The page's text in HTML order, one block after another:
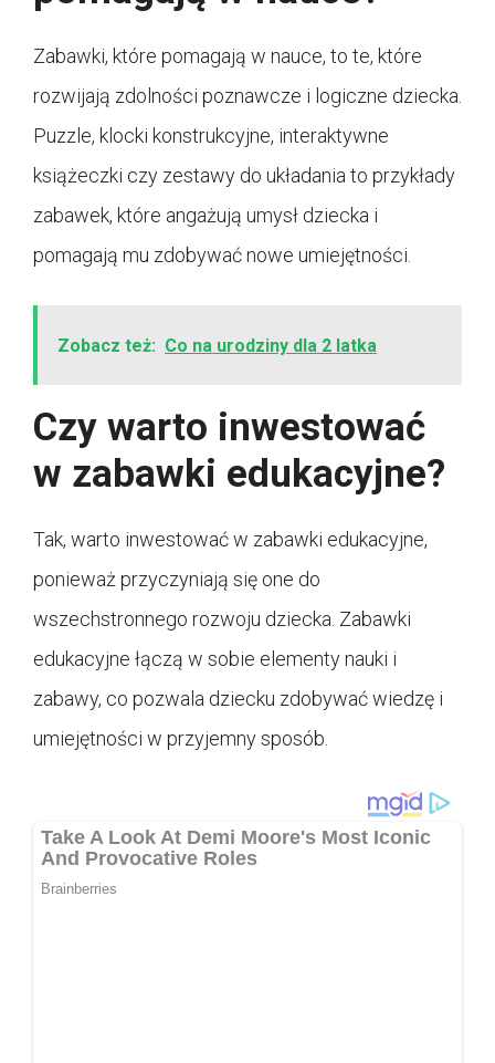
Zabawki, które pomagają w nauce, to te, które
rozwijają zdolności poznawcze i logiczne dziecka.
Puzzle, klocki konstrukcyjne, interaktywne
książeczki czy zestawy do układania to przykłady
zabawek, które angażują umysł dziecka i
pomagają mu zdobywać nowe umiejętności.
Zobacz też: Co na urodziny dla 2 latka
Czy warto inwestować
w zabawki edukacyjne?
Tak, warto inwestować w zabawki edukacyjne,
ponieważ przyczyniają się one do
wszechstronnego rozwoju dziecka. Zabawki
edukacyjne łączą w sobie elementy nauki i
zabawy, co pozwala dziecku zdobywać wiedzę i
umiejętności w przyjemny sposób.